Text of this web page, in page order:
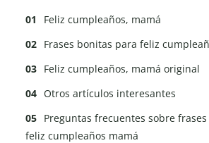
Feliz cumpleaños, mamá
Frases bonitas para feliz
Feliz cumpleaños, mamá original
Otros artículos interesantes
Preguntas frecuentes sobre
feliz cumpleaños mamá